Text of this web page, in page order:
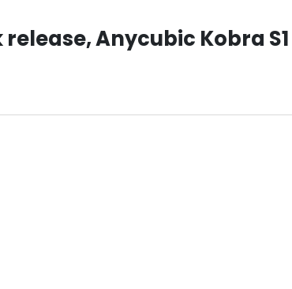
Anycubic Kobra S1